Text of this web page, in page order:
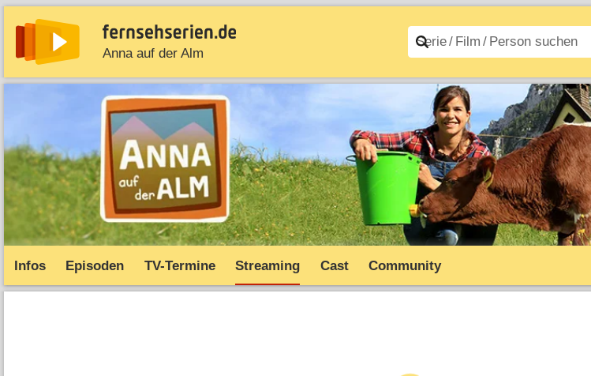
Anna auf der Alm
News Entdecken Streaming Filme A–Z
Infos Episoden TV-Termine Streaming Cast Community